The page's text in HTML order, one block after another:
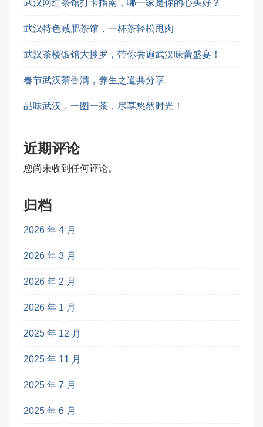
武汉网红茶馆打卡指南，哪一家是你的心头好？
武汉特色减肥茶馆，一杯茶轻松甩肉
武汉茶楼饭馆大搜罗，带你尝遍武汉味蕾盛宴！
春节武汉茶香满，养生之道共分享
品味武汉，一图一茶，尽享悠然时光！
近期评论
您尚未收到任何评论。
归档
2026 年 4 月
2026 年 3 月
2026 年 2 月
2026 年 1 月
2025 年 12 月
2025 年 11 月
2025 年 7 月
2025 年 6 月